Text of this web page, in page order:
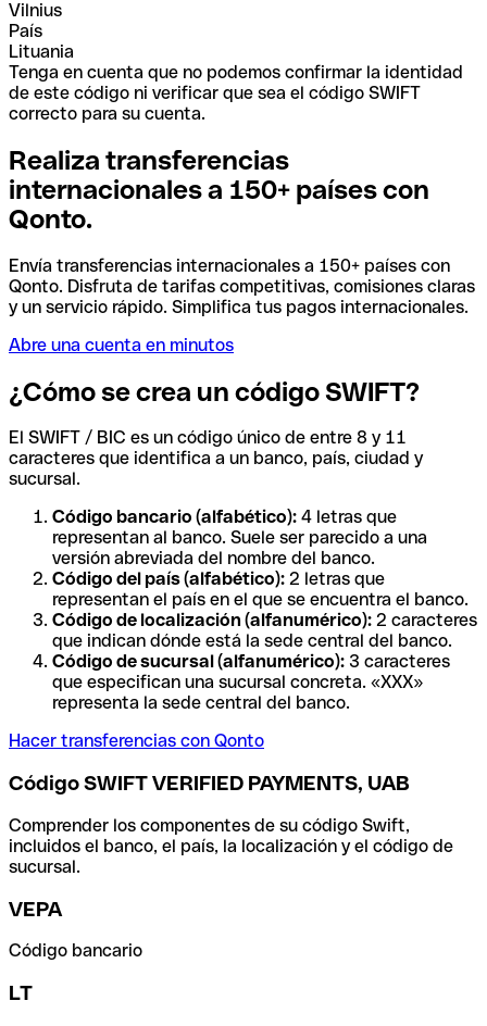
Vilnius
País
Lituania
Tenga en cuenta que no podemos confirmar la identidad
de este código ni verificar que sea el código SWIFT
correcto para su cuenta.
Realiza transferencias
internacionales a 150+ países con
Qonto.
Envía transferencias internacionales a 150+ países con
Qonto. Disfruta de tarifas competitivas, comisiones claras
y un servicio rápido. Simplifica tus pagos internacionales.
Abre una cuenta en minutos
¿Cómo se crea un código SWIFT?
El SWIFT / BIC es un código único de entre 8 y 11
caracteres que identifica a un banco, país, ciudad y
sucursal.
Código bancario (alfabético): 4 letras que
representan al banco. Suele ser parecido a una
versión abreviada del nombre del banco.
Código del país (alfabético): 2 letras que
representan el país en el que se encuentra el banco.
Código de localización (alfanumérico): 2 caracteres
que indican dónde está la sede central del banco.
Código de sucursal (alfanumérico): 3 caracteres
que especifican una sucursal concreta. «XXX»
representa la sede central del banco.
Hacer transferencias con Qonto
Código SWIFT VERIFIED PAYMENTS, UAB
Comprender los componentes de su código Swift,
incluidos el banco, el país, la localización y el código de
sucursal.
VEPA
Código bancario
LT